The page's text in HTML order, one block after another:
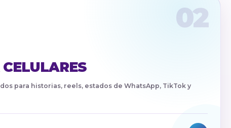
02
para historias, reels, estados de WhatsApp, TikTok y